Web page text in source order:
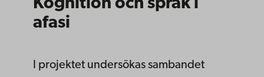
Kognition och språk i
afasi
I projektet undersökas sambandet